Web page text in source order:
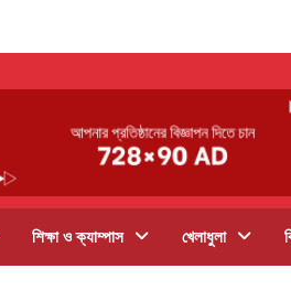
শিক্ষা ও ক্যাম্পাস খেলাধুলা